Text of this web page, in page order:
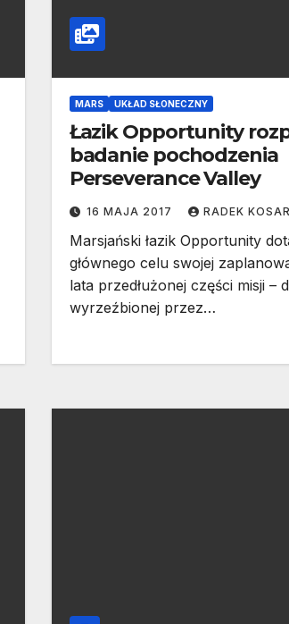
MARS UKŁAD SŁONECZNY
Łazik Opportunity
badanie pochodzenia
Perseverance Valley
16 MAJA 2017 RADEK
Marsjański łazik Opportunity
głównego celu swojej
lata przedłużonej części misji –
wyrzeźbionej przez…